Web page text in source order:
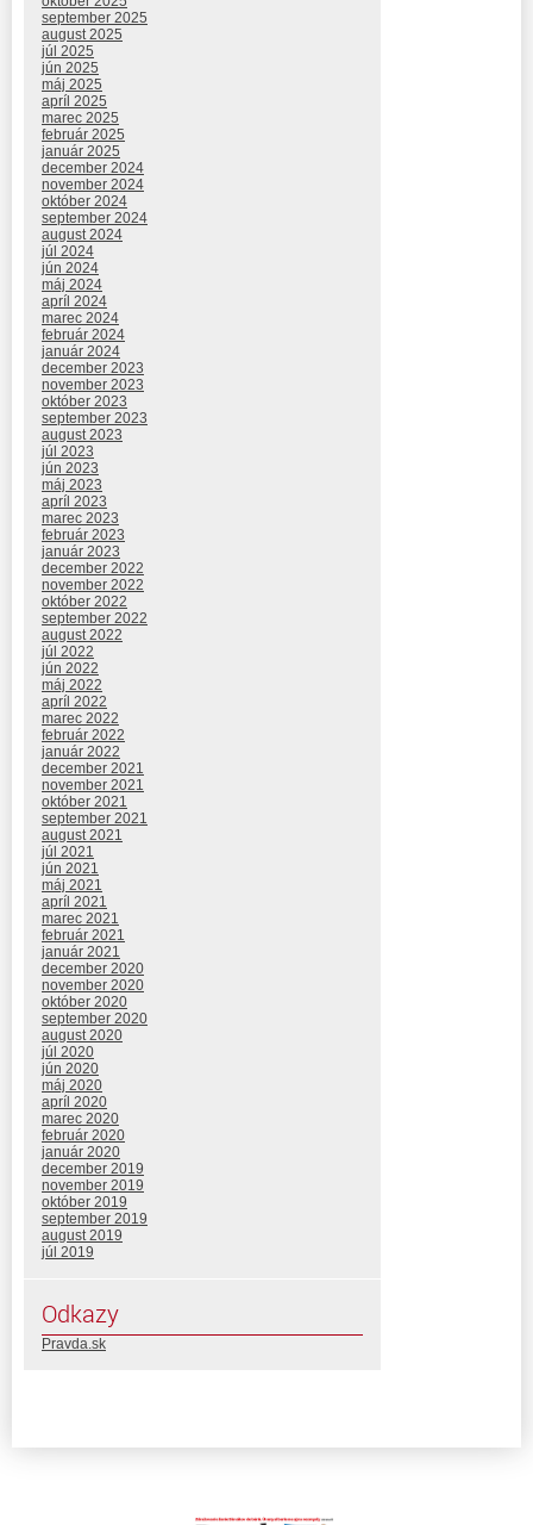
september 2025
august 2025
júl 2025
jún 2025
máj 2025
apríl 2025
marec 2025
február 2025
január 2025
december 2024
november 2024
október 2024
september 2024
august 2024
júl 2024
jún 2024
máj 2024
apríl 2024
marec 2024
február 2024
január 2024
december 2023
november 2023
október 2023
september 2023
august 2023
júl 2023
jún 2023
máj 2023
apríl 2023
marec 2023
február 2023
január 2023
december 2022
november 2022
október 2022
september 2022
august 2022
júl 2022
jún 2022
máj 2022
apríl 2022
marec 2022
február 2022
január 2022
december 2021
november 2021
október 2021
september 2021
august 2021
júl 2021
jún 2021
máj 2021
apríl 2021
marec 2021
február 2021
január 2021
december 2020
november 2020
október 2020
september 2020
august 2020
júl 2020
jún 2020
máj 2020
apríl 2020
marec 2020
február 2020
január 2020
december 2019
november 2019
október 2019
september 2019
august 2019
júl 2019
Odkazy
Pravda.sk